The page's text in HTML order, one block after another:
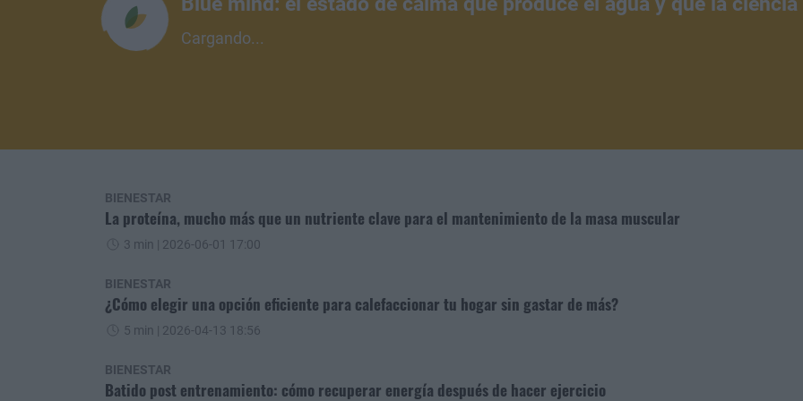
Cargando...
BIENESTAR
La proteína, mucho más que un nutriente clave para el mantenimiento de la masa muscular
3 min | 2026-06-01 17:00
BIENESTAR
¿Cómo elegir una opción eficiente para calefaccionar tu hogar sin gastar de más?
5 min | 2026-04-13 18:56
BIENESTAR
Batido post entrenamiento: cómo recuperar energía después de hacer ejercicio